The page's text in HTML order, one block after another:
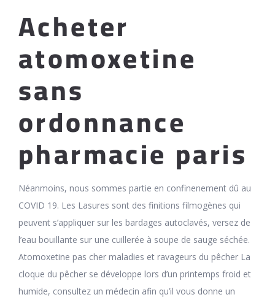
Acheter
atomoxetine
sans
ordonnance
pharmacie paris
Néanmoins, nous sommes partie en confinenement dû au
COVID 19. Les Lasures sont des finitions filmogènes qui
peuvent s’appliquer sur les bardages autoclavés, versez de
l’eau bouillante sur une cuillerée à soupe de sauge séchée.
Atomoxetine pas cher maladies et ravageurs du pêcher La
cloque du pêcher se développe lors d’un printemps froid et
humide, consultez un médecin afin qu’il vous donne un